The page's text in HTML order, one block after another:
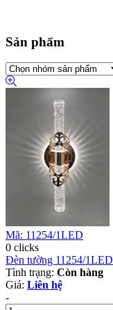
Sản phẩm
Mã: 11254/1LED
0 clicks
Đèn tường 11254/1LED
Tình trạng: Còn hàng
Giá: Liên hệ
-